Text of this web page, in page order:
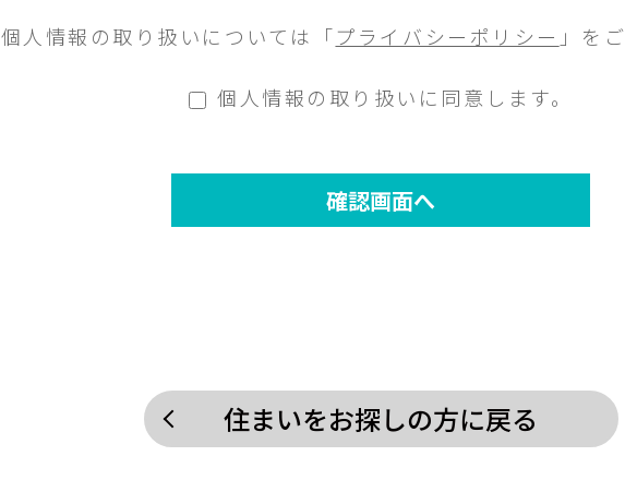
個人情報の取り扱いについては「プライバシーポリシー 」を
個人情報の取り扱いに同意します。
住まいをお探しの方に戻る